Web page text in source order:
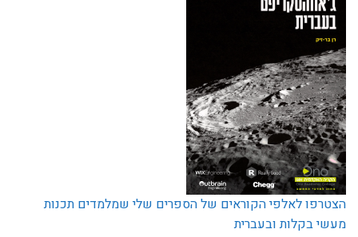
הצטרפו לאלפי הקוראים של הספרים שלי שמלמדים תכנות
מעשי בקלות ובעברית